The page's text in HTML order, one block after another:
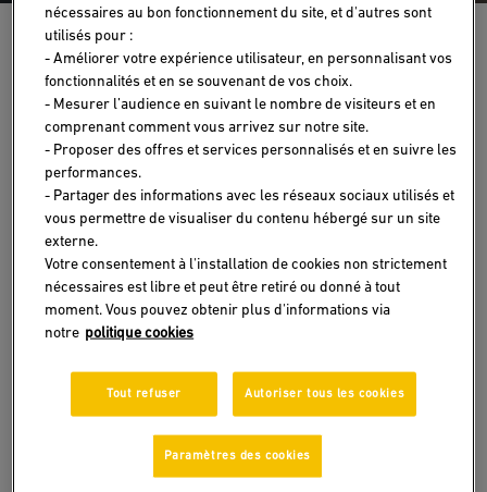
CALLE SOLDADO ESPANOL N°14 -04004- ALMERIA
00 34 950 28 02 02
consalme@consalme.e.telefonica.net
Besoin d’informations ? De conseils ? Nous
CONTACT
nécessaires au bon fonctionnement du site, et d'autres sont
utilisés pour :
- Améliorer votre expérience utilisateur, en personnalisant vos
fonctionnalités et en se souvenant de vos choix.
- Mesurer l’audience en suivant le nombre de visiteurs et en
comprenant comment vous arrivez sur notre site.
- Proposer des offres et services personnalisés et en suivre les
performances.
- Partager des informations avec les réseaux sociaux utilisés et
vous permettre de visualiser du contenu hébergé sur un site
externe.
Votre consentement à l'installation de cookies non strictement
nécessaires est libre et peut être retiré ou donné à tout
moment. Vous pouvez obtenir plus d'informations via
notre politique cookies
Tout refuser Autoriser tous les cookies
Paramètres des cookies